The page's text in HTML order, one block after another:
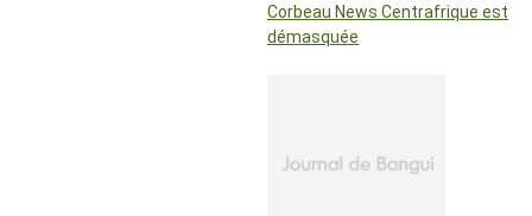
Corbeau News Centrafrique est
démasquée